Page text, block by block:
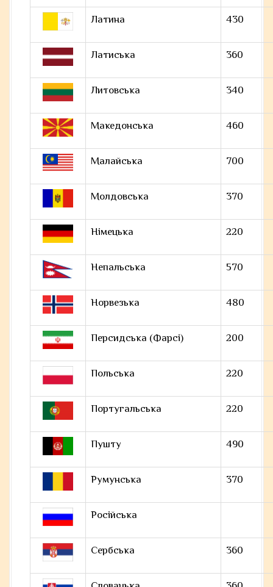
Латина 430
Латиська 360
Литовська 340
Македонська 460
Малайська 700
Молдовська 370
Німецька 220
Непальська 570
Норвезька 480
Персидська (Фарсі) 200
Польська 220
Португальська 220
Пушту 490
Румунська 370
Російська
Сербська 360